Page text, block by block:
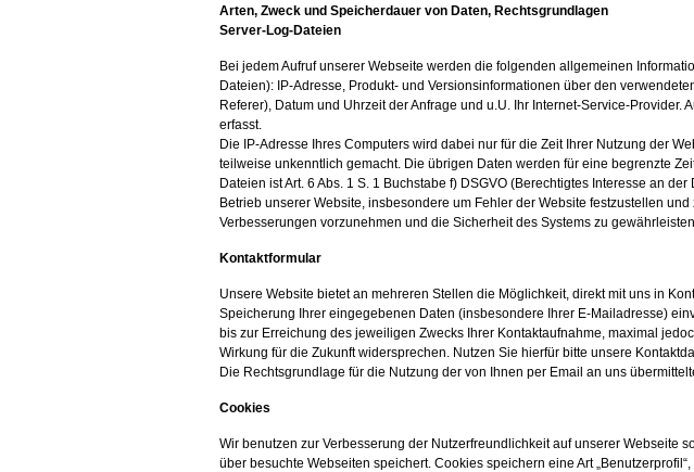
Arten, Zweck und Speicherdauer von Daten, Rechtsgrundlagen
Server-Log-Dateien
Bei jedem Aufruf unserer Webseite werden die folgenden allgemeinen
Dateien): IP-Adresse, Produkt- und Versionsinformationen über den
Referer), Datum und Uhrzeit der Anfrage und u.U. Ihr Internet-Service-
erfasst.
Die IP-Adresse Ihres Computers wird dabei nur für die Zeit Ihrer Nutzung der
teilweise unkenntlich gemacht. Die übrigen Daten werden für eine begrenzte
Dateien ist Art. 6 Abs. 1 S. 1 Buchstabe f) DSGVO (Berechtigtes Interesse an
Betrieb unserer Website, insbesondere um Fehler der Website festzustellen
Verbesserungen vorzunehmen und die Sicherheit des Systems zu
Kontaktformular
Unsere Website bietet an mehreren Stellen die Möglichkeit, direkt mit uns in
Speicherung Ihrer eingegebenen Daten (insbesondere Ihrer E-Mailadresse)
bis zur Erreichung des jeweiligen Zwecks Ihrer Kontaktaufnahme, maximal
Wirkung für die Zukunft widersprechen. Nutzen Sie hierfür bitte unsere
Die Rechtsgrundlage für die Nutzung der von Ihnen per Email an uns
Cookies
Wir benutzen zur Verbesserung der Nutzerfreundlichkeit auf unserer Webseite
über besuchte Webseiten speichert. Cookies speichern eine Art